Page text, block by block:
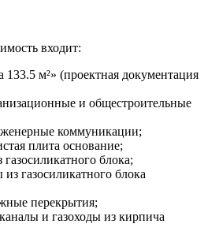
входит:
133.5 м²» (проектная документация
и общестроительные
коммуникации;
плита основание;
блока;
газосиликатного блока
перекрытия;
и газоходы из кирпича